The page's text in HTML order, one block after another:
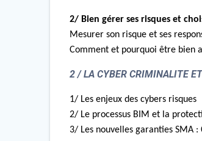
2/ Bien gérer ses risques et
Mesurer son risque et ses
Comment et pourquoi être bien
2 / LA CYBER CRIMINALITE
1/ Les enjeux des cybers risques
2/ Le processus BIM et la
3/ Les nouvelles garanties SMA